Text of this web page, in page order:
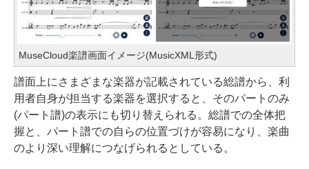
MuseCloud楽譜画面イメージ(MusicXML形式)
譜面上にさまざまな楽器が記載されている総譜から、利
用者自身が担当する楽器を選択すると、そのパートのみ
(パート譜)の表示にも切り替えられる。総譜での全体把
握と、パート譜での自らの位置づけが容易になり、楽曲
のより深い理解につなげられるとしている。